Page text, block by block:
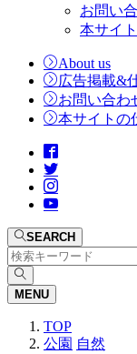
お問い
本サイ
About us
広告掲載&
お問い合わ
本サイトの
SEARCH
MENU
TOP
公園 自然